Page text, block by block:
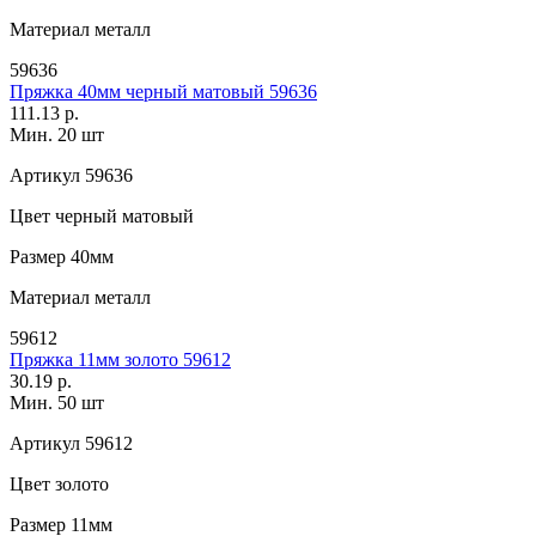
Материал металл
59636
Пряжка 40мм черный матовый 59636
111.13 р.
Мин. 20 шт
Артикул 59636
Цвет черный матовый
Размер 40мм
Материал металл
59612
Пряжка 11мм золото 59612
30.19 р.
Мин. 50 шт
Артикул 59612
Цвет золото
Размер 11мм